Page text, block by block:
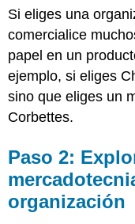
de
mercadotecnia
actual
de
la
organización
Paso
3:
en
Discusión
Paso
Si eliges una
comercialice
papel en un
ejemplo, si eliges
sino que eliges un
Corbettes.
Paso 2:
organización